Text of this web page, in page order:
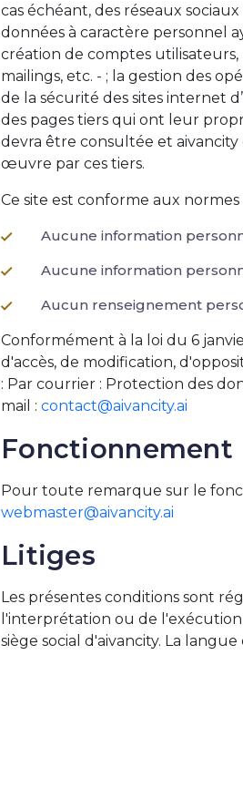
cas échéant, des réseaux
données à caractère personnel
création de comptes
mailings, etc. - ; la gestion des
de la sécurité des sites internet
des pages tiers qui ont leur
devra être consultée et
œuvre par ces tiers.
Ce site est conforme aux normes
Aucune information
Aucune information
Aucun renseignement
Conformément à la loi du 6
d'accès, de modification,
: Par courrier : Protection des
mail : contact@aivancity.ai
Fonctionnement
Pour toute remarque sur le
webmaster@aivancity.ai
Litiges
Les présentes conditions sont
l'interprétation ou de
siège social d'aivancity. La